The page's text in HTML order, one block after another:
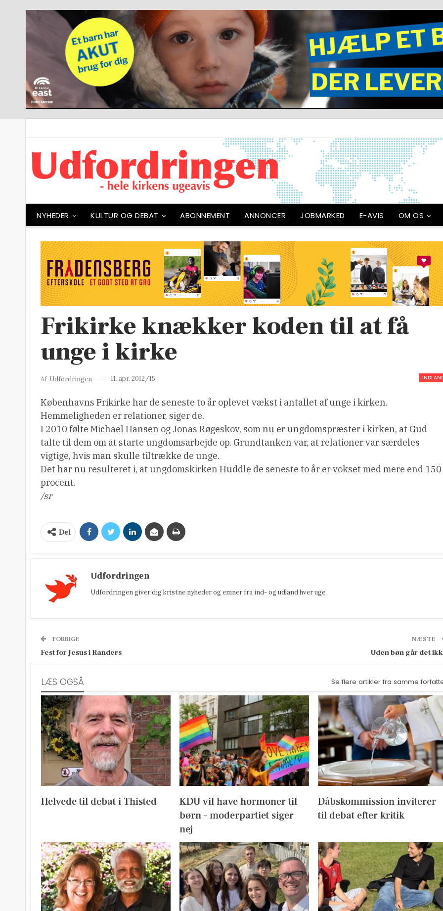
NYHEDER KULTUR OG DEBAT ABONNEMENT ANNONCER JOBMARKED E-AVIS OM OS
Frikirke knækker koden til at få
unge i kirke
Af Udfordringen 11. apr. 2012/15
Københavns Frikirke har de seneste to år oplevet vækst i antallet af unge i kirken.
Hemmeligheden er relationer, siger de.
I 2010 følte Michael Hansen og Jonas Røgeskov, som nu er ungdomspræster i kirken, at Gud
talte til dem om at starte ungdomsarbejde op. Grundtanken var, at relationer var særdeles
vigtige, hvis man skulle tiltrække de unge.
Det har nu resulteret i, at ungdomskirken Huddle de seneste to år er vokset med mere end 150
procent.
/sr
Del
Udfordringen
Udfordringen giver dig kristne nyheder og emner fra ind- og udland hver uge.
FORRIGE
Fest for Jesus i Randers
NÆSTE
Uden bøn går det
LÆS OGSÅ Se flere artikler fra samme
Helvede til debat i Thisted
KDU vil have hormoner til
børn – moderpartiet siger
nej
Dåbskommission inviterer
til debat efter kritik